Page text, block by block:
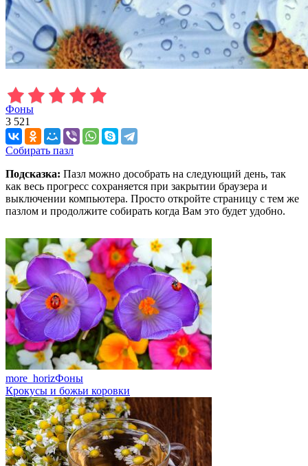
Фоны
3 521
Собирать пазл
Подсказка: Пазл можно дособрать на следующий день, так
как весь прогресс сохраняется при закрытии браузера и
выключении компьютера. Просто откройте страницу с тем же
пазлом и продолжите собирать когда Вам это будет удобно.
more_horizФоны
Крокусы и божьи коровки